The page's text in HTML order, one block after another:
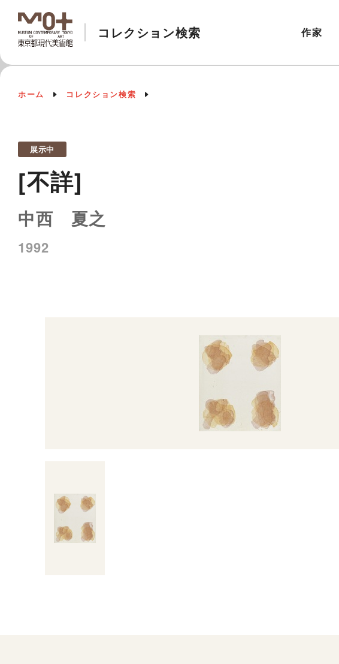
コレクション検索 作家
ホーム コレクション検索
展示中
[不詳]
中西 夏之
1992